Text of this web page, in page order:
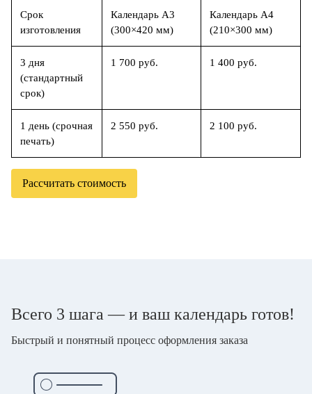
Срок
изготовления
Календарь А3
(300×420 мм)
Календарь А4
(210×300 мм)
3 дня
(стандартный
срок)
1 700 руб. 1 400 руб.
1 день (срочная
печать)
2 550 руб. 2 100 руб.
Рассчитать стоимость
Всего 3 шага — и ваш календарь готов!
Быстрый и понятный процесс оформления заказа